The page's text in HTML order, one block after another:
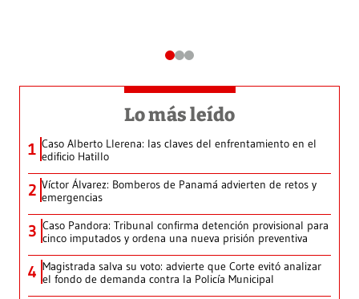
Lo más leído
1 Caso Alberto Llerena: las claves del enfrentamiento en el
edificio Hatillo
2 Víctor Álvarez: Bomberos de Panamá advierten de retos y
emergencias
3 Caso Pandora: Tribunal confirma detención provisional para
cinco imputados y ordena una nueva prisión preventiva
4 Magistrada salva su voto: advierte que Corte evitó analizar
el fondo de demanda contra la Policía Municipal